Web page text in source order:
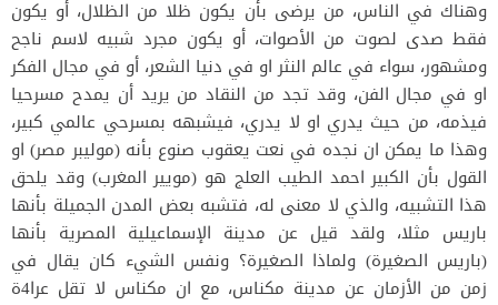
وهناك في الناس، من يرضى بأن يكون ظلا من الظلال، أو يكون
فقط صدى لصوت من الأصوات، أو يكون مجرد شبيه لاسم ناجح
ومشهور، سواء في عالم النثر او في دنيا الشعر، أو في مجال الفكر
او في مجال الفن، وقد تجد من النقاد من يريد أن يمدح مسرحيا
فيذمه، من حيث يدري او لا يدري، فيشبهه بمسرحي عالمي كبير،
وهذا ما يمكن ان نجده في نعت يعقوب صنوع بأنه (موليبر مصر) او
القول بأن الكبير احمد الطيب العلج هو (مويير المغرب) وقد يلحق
هذا التشبيه، والذي لا معنى له، فتشبه بعض المدن الجميلة بأنها
باريس مثلا، ولقد قيل عن مدينة الإسماعيلية المصرية بأنها
(باريس الصغيرة) ولماذا الصغيرة؟ ونفس الشيء كان يقال في
زمن من الأزمان عن مدينة مكناس، مع ان مكناس لا تقل عرا4ة